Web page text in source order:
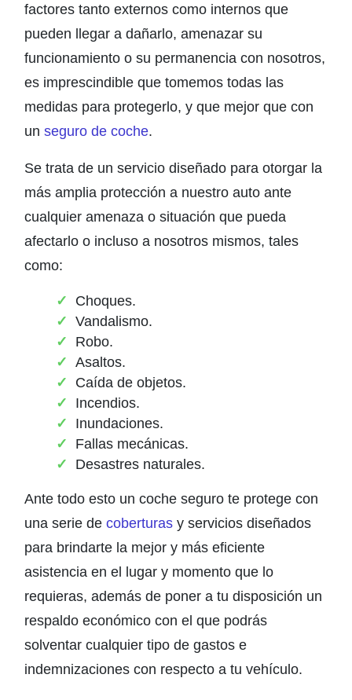
factores tanto externos como internos que
pueden llegar a dañarlo, amenazar su
funcionamiento o su permanencia con nosotros,
es imprescindible que tomemos todas las
medidas para protegerlo, y que mejor que con
un seguro de coche.
Se trata de un servicio diseñado para otorgar la
más amplia protección a nuestro auto ante
cualquier amenaza o situación que pueda
afectarlo o incluso a nosotros mismos, tales
como:
Choques.
Vandalismo.
Robo.
Asaltos.
Caída de objetos.
Incendios.
Inundaciones.
Fallas mecánicas.
Desastres naturales.
Ante todo esto un coche seguro te protege con
una serie de coberturas y servicios diseñados
para brindarte la mejor y más eficiente
asistencia en el lugar y momento que lo
requieras, además de poner a tu disposición un
respaldo económico con el que podrás
solventar cualquier tipo de gastos e
indemnizaciones con respecto a tu vehículo.